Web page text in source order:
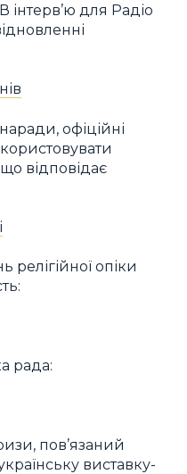
інтерв’ю для Радіо
офіційні
відповідає
опіки
рада:
пов’язаний
виставку-